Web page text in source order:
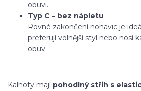
obuvi.
Typ C – bez nápletu
Rovné zakončení nohavic je
preferují volnější styl nebo nosí
obuv.
Kalhoty mají pohodlný střih s